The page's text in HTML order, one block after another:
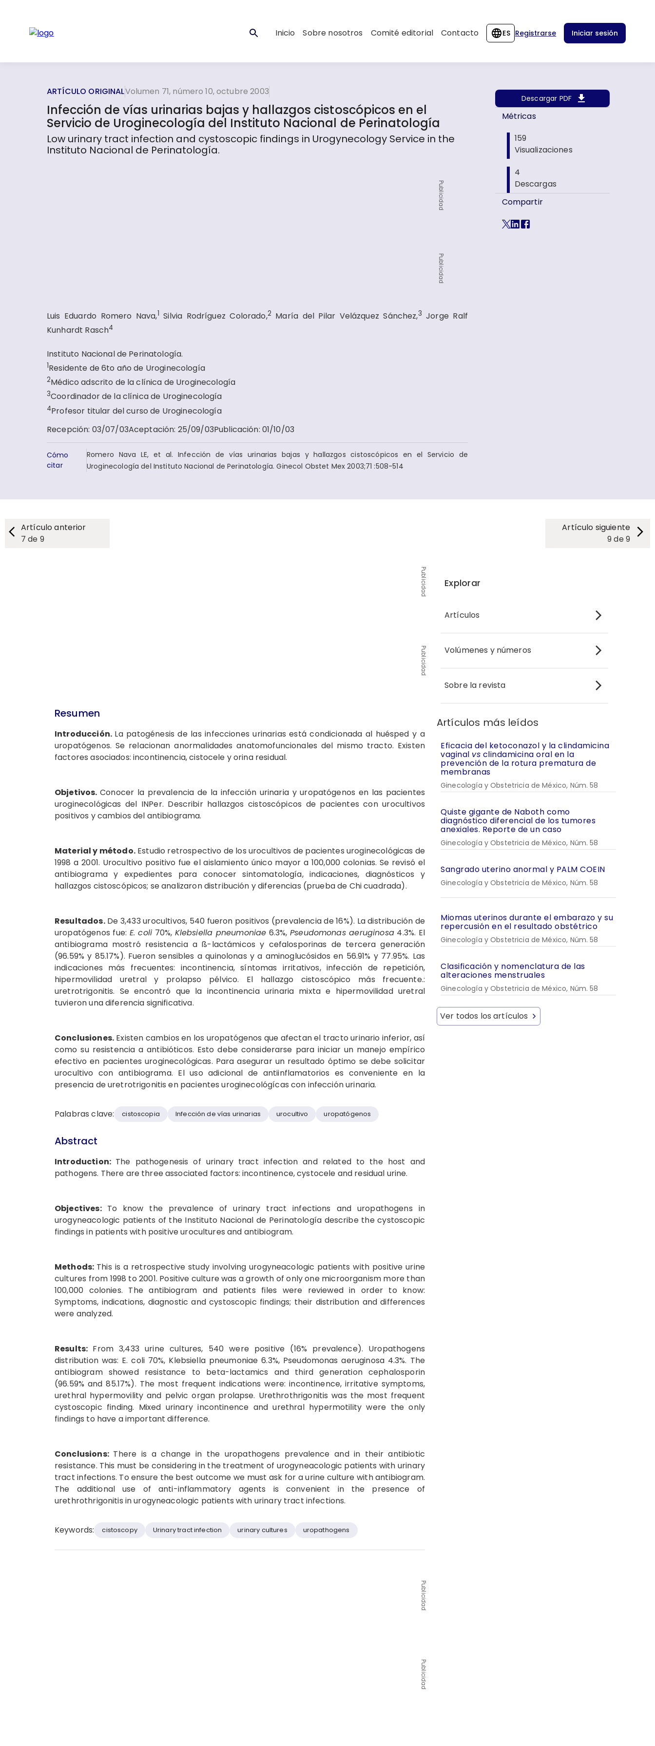
Inicio Sobre nosotros Comité editorial Contacto ES Registrarse Iniciar sesión
ARTÍCULO ORIGINALVolumen 71, número 10, octubre 2003
Infección de vías urinarias ba​jas y hallazgos cistosc​ópi​cos en el
Servicio de Uroginecología del Instituto Nacional de Perinatología
Low urinary tract infection and cystoscopic findings in Urogynecology Service in the
Instituto Nacional de Perinatología.
Publicidad
Publicidad
Luis Eduardo Romero Nava,1Silvia Rodríguez Colorado,2 María del Pilar Velázquez Sánchez,3 Jorge Ralf
Kunhardt Rasch4
Instituto Nacional de Perinatología.
1Residente de 6to año de Uroginecología
2Médico adscrito de la clínica de Uroginecología
3Coordinador de la clínica de Uroginecología
4Profesor titular del curso de Uroginecología
Recepción: 03/07/03Aceptación: 25/09/03Publicación: 01/10/03
Cómo
citar
Romero Nava LE, et al. Infección de vías urinarias bajas y hallazgos cistoscópicos en el Servicio de
Uroginecología del Instituto Nacional de Perinatología. Ginecol Obstet Mex 2003;71 :508-514
Descargar PDF
Métricas
159
Visualizaciones
4
Descargas
Compartir
Artículo anterior
7 de 9
Artículo siguiente
9de9
Publicidad
Publicidad
Resumen
Introducción. La patogénesis de las infecciones urinarias está condicionada al huésped y a
uro­patógenos. Se relacionan anormalidades anatomofuncionales del mismo tracto. Existen
factores asociados: incontinencia, cistocele y orina residual.
Objetivos.Conocer la prevalencia de la in­fección urinaria y uropatógenos en las pacientes
uroginecológicas del INPer. Describir hallazgos cistoscópicos de pacientes con urocultivos
positivos y cambios del antibiograma.
Material y mé­todo.Estudio retrospectivo de los urocultivos de pacientes uroginecológicas de
1998 a 2001. Urocultivo positivo fue el aislamiento único mayor a 100,000 colonias. Se revisó el
antibiogra­ma y expedientes para conocer sintomatología, indicaciones, diagnósticos y
hallazgos cistoscópi­cos; se analizaron distribución y diferencias (prueba de Chi cuadrada).
Resultados.De 3,433 urocultivos, 540 fueron positivos (prevalencia de 16%). La distribución de
uropatógenos fue: E. coli70%, Klebsiella pneumoniae 6.3%,Pseudomonas aeruginosa4.3%. El
antibiograma mostró resistencia a ß-lactámicos y cefalosporinas de tercera generación
(96.59% y 85.17%). Fueron sen­sibles a quinolonas y a aminoglucósidos en 56.91% y 77.95%. Las
indicaciones más frecuentes: incontinencia, síntomas irritativos, infección de repetición,
hipermovilidad uretral y prolapso pél­vico. El hallazgo cistoscópico más frecuente.:
uretrotrigonitis. Se encontró que la incontinencia urinaria mixta e hipermovilidad uretral
tuvieron una diferencia significativa.
Conclusiones.Exis­ten cambios en los uropatógenos que afectan el tracto urinario inferior, así
como su resistencia a antibióticos. Esto debe considerarse para iniciar un manejo empírico
efectivo en pacientes uro­ginecológicas. Para asegurar un resultado óptimo se debe solicitar
urocultivo con antibiograma. El uso adicional de antiinflamatorios es conveniente en la
presencia de uretrotrigonitis en pacien­tes uroginecológícas con infección urinaria.
Palabras clave: cistoscopia Infección de vías urinarias urocultivo uropatógenos
Abstract
Introduction: The pathogenesis of urinary tract infection and related to the host and
pathogens. There are three associated factors: incontinence, cystocele and residual urine.
Objectives: To know the prevalence of urinary tract infections and uropathogens in
urogyneacologic patients of the Instituto Nacional de Perinatología describe the cystoscopic
findings in patients with positive urocultures and antibiogram.
Methods: This is a retrospective study involving urogyneacologic patients with positive urine
cultures from 1998 to 2001. Positive culture was a growth of only one microorganism more than
100,000 colonies. The antibiogram and patients files were reviewed in order to know:
Symptoms, indications, diagnostic and cystoscopic findings; their distribution and differences
were analyzed.
Results: From 3,433 urine cultures, 540 were positive (16% prevalence). Uropathogens
distribution was: E. coli 70%, Klebsiella pneumoniae 6.3%, Pseudomonas aeruginosa 4.3%. The
antibiogram showed resistance to beta-lactamics and third generation cephalosporin
(96.59% and 85.17%). The most frequent indications were: incontinence, irritative symptoms,
urethral hypermovility and pelvic organ prolapse. Urethrothrigonitis was the most frequent
cystoscopic finding. Mixed urinary incontinence and urethral hypermotility were the only
findings to have a important difference.
Conclusions: There is a change in the uropathogens prevalence and in their antibiotic
resistance. This must be considering in the treatment of urogyneacologic patients with urinary
tract infections. To ensure the best outcome we must ask for a urine culture with antibiogram.
The additional use of anti-inflammatory agents is convenient in the presence of
urethrothrigonitis in urogyneacologic patients with urinary tract infections.
Keywords: cistoscopy Urinary tract infection urinary cultures uropathogens
Publicidad
Publicidad
Explorar
Artículos
Volúmenes y números
Sobre la revista
Artículos más leídos
Eficacia del ketoconazol y la clindamicina
vaginal vs clindamicina oral en la
prevención de la rotura prematura de
membranas
Ginecología y Obstetricia de México, Núm. 58
Quiste gigante de Naboth como
diagnóstico diferencial de los tumores
anexiales. Reporte de un caso
Ginecología y Obstetricia de México, Núm. 58
Sangrado uterino anormal y PALM COEIN
Ginecología y Obstetricia de México, Núm. 58
Miomas uterinos durante el embarazo y su
repercusión en el resultado obstétrico
Ginecología y Obstetricia de México, Núm. 58
Clasificación y nomenclatura de las
alteraciones menstruales
Ginecología y Obstetricia de México, Núm. 58
Ver todos los artículos